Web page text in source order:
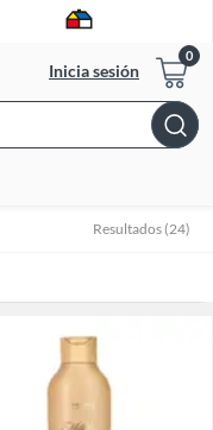
Inicia sesión
Resultados (24)